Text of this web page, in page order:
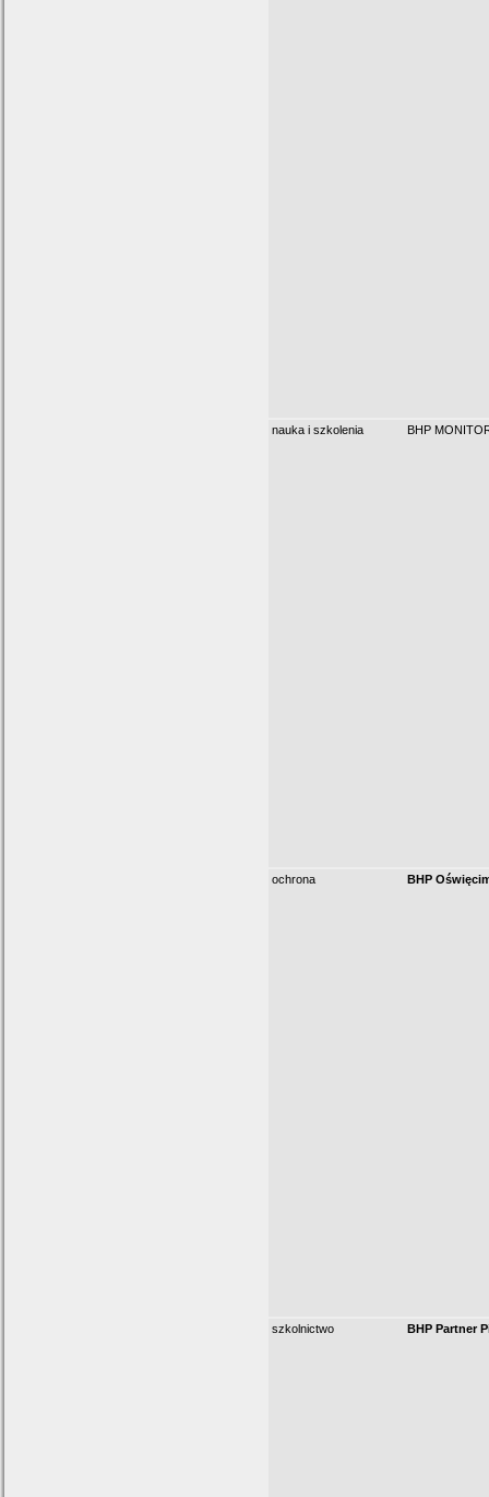
nauka i szkolenia BHP
ochrona BHP
szkolnictwo BHP Partner